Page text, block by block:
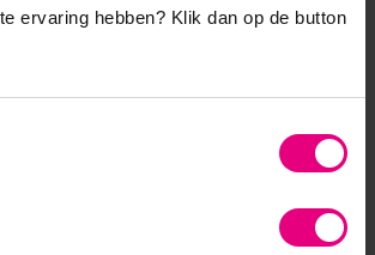
ervaring hebben? Klik dan op de button
veranderend gedrag
veranderend bestuur. Deze
zal moeten gaan. Noodzaak is dat we
op de meta-intelligentie, de
onze organisatie zullen moeten